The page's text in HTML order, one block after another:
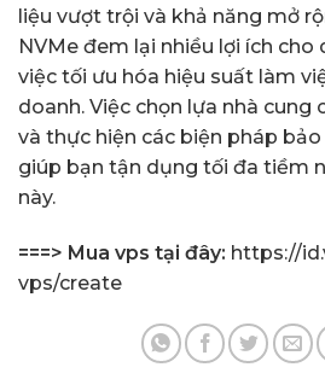
liệu vượt trội và khả năng mở
NVMe đem lại nhiều lợi ích
việc tối ưu hóa hiệu suất làm
doanh. Việc chọn lựa nhà cung
và thực hiện các biện pháp
giúp bạn tận dụng tối đa tiềm
này.
===> Mua vps tại đây: https://
vps/create